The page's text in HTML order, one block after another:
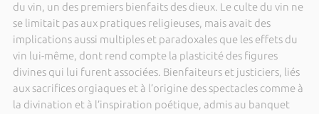
du vin, un des premiers bienfaits des dieux. Le culte du vin ne
se limitait pas aux pratiques religieuses, mais avait des
implications aussi multiples et paradoxales que les effets du
vin lui-même, dont rend compte la plasticité des figures
divines qui lui furent associées. Bienfaiteurs et justiciers, liés
aux sacrifices orgiaques et à l’origine des spectacles comme à
la divination et à l’inspiration poétique, admis au banquet